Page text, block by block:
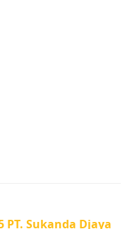
PT. Sukanda Djaya